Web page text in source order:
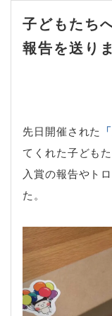
子どもたち
報告を送り
先日開催された
てくれた子ども
入賞の報告やト
た。